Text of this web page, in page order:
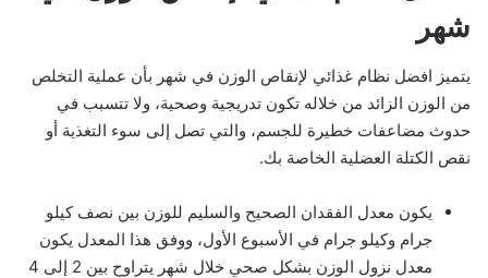
شهر
يتميز افضل نظام غذائي لإنقاص الوزن في شهر بأن عملية التخلص
من الوزن الزائد من خلاله تكون تدريجية وصحية، ولا تتسبب في
حدوث مضاعفات خطيرة للجسم، والتي تصل إلى سوء التغذية أو
نقص الكتلة العضلية الخاصة بك.
يكون معدل الفقدان الصحيح والسليم للوزن بين نصف كيلو
جرام وكيلو جرام في الأسبوع الأول، ووفق هذا المعدل يكون
معدل نزول الوزن بشكل صحي خلال شهر يتراوح بين 2 إلى 4